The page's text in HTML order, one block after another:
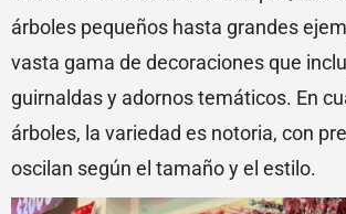
árboles pequeños hasta grandes
vasta gama de decoraciones que
guirnaldas y adornos temáticos. En
árboles, la variedad es notoria, con
oscilan según el tamaño y el estilo.